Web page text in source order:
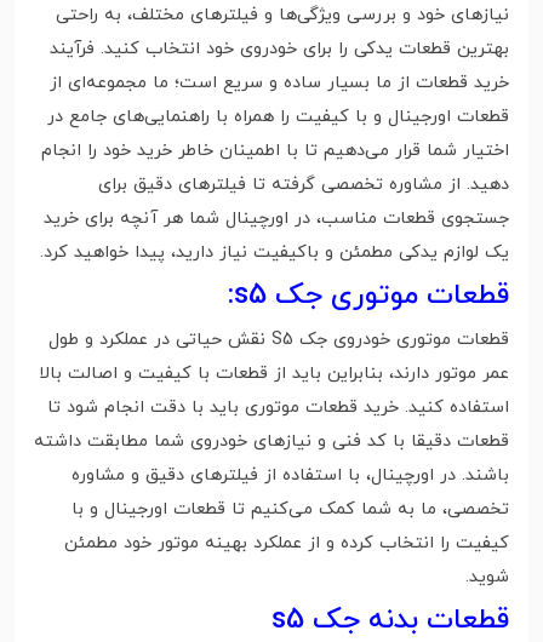
نیازهای خود و بررسی ویژگی‌ها و فیلترهای مختلف، به راحتی
بهترین قطعات یدکی را برای خودروی خود انتخاب کنید. فرآیند
خرید قطعات از ما بسیار ساده و سریع است؛ ما مجموعه‌ای از
قطعات اورجینال و با کیفیت را همراه با راهنمایی‌های جامع در
اختیار شما قرار می‌دهیم تا با اطمینان خاطر خرید خود را انجام
دهید. از مشاوره تخصصی گرفته تا فیلترهای دقیق برای
جستجوی قطعات مناسب، در اورچینال شما هر آنچه برای خرید
یک لوازم یدکی مطمئن و باکیفیت نیاز دارید، پیدا خواهید کرد.
قطعات موتوری جک s5:
قطعات موتوری خودروی جک S5 نقش حیاتی در عملکرد و طول
عمر موتور دارند، بنابراین باید از قطعات با کیفیت و اصالت بالا
استفاده کنید. خرید قطعات موتوری باید با دقت انجام شود تا
قطعات دقیقا با کد فنی و نیازهای خودروی شما مطابقت داشته
باشند. در اورچینال، با استفاده از فیلترهای دقیق و مشاوره
تخصصی، ما به شما کمک می‌کنیم تا قطعات اورجینال و با
کیفیت را انتخاب کرده و از عملکرد بهینه موتور خود مطمئن
شوید.
قطعات بدنه جک s5